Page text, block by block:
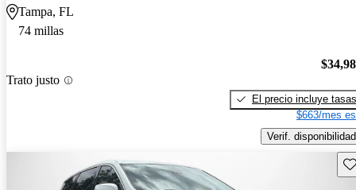
Tampa, FL
74 millas
Trato justo
El precio incluye tasas
$663/mes
Verif. disponibilidad